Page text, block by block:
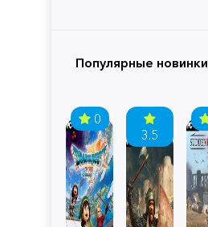
Популярные новинки
0
3.5